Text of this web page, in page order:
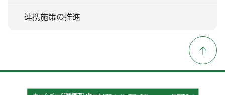
連携施策の推進